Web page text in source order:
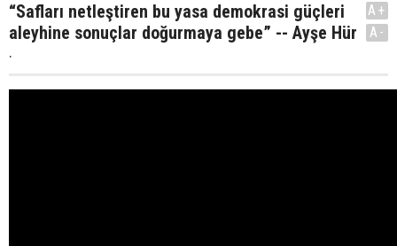
“Safları netleştiren bu yasa demokrasi güçleri
aleyhine sonuçlar doğurmaya gebe” -- Ayşe Hür
.
A+
A-